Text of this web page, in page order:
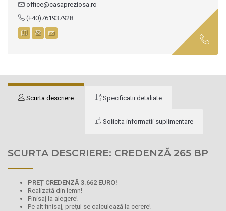
office@casapreziosa.ro
(+40)761937928
Scurta descriere Specificatii detaliate
Solicita informatii suplimentare
SCURTA DESCRIERE: CREDENZĂ 265 BP
PREȚ CREDENZĂ 3.662 EURO!
Realizată din lemn!
Finisaj la alegere!
Pe alt finisaj, prețul se calculează la cerere!